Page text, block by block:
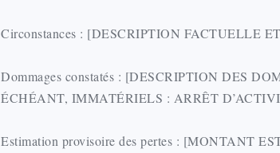
Circonstances : [DESCRIPTION FACTUELLE
Dommages constatés : [DESCRIPTION DES
ÉCHÉANT, IMMATÉRIELS : ARRÊT
Estimation provisoire des pertes : [MONTANT